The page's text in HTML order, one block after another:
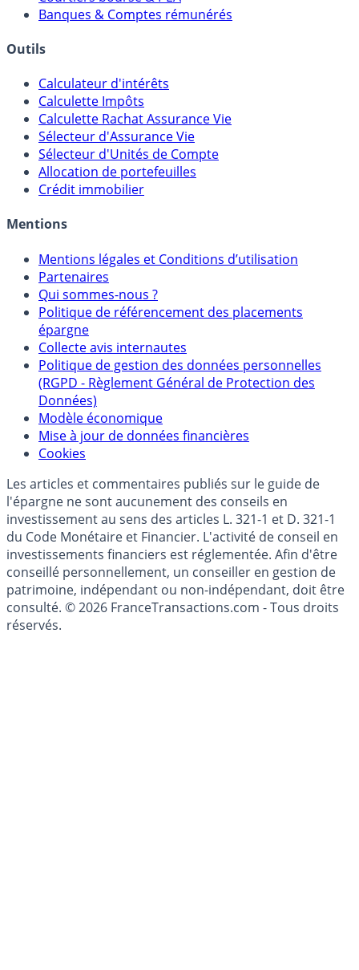
Courtiers bourse & PEA
Calculateur d'intérêts
Calculette Impôts
Calculette Rachat Assurance Vie
Sélecteur d'Assurance Vie
Sélecteur d'Unités de Compte
Allocation de portefeuilles
Mentions légales et Conditions d’utilisation
Partenaires
Qui sommes-nous ?
Politique de référencement des placements
épargne
Collecte avis internautes
Politique de gestion des données personnelles
(RGPD - Règlement Général de Protection des
Données)
Modèle économique
Mise à jour de données financières
Cookies
Les articles et commentaires publiés sur le guide de
l'épargne ne sont aucunement des conseils en
investissement au sens des articles L. 321-1 et D. 321-1
du Code Monétaire et Financier. L'activité de conseil en
investissements financiers est réglementée. Afin d'être
conseillé personnellement, un conseiller en gestion de
patrimoine, indépendant ou non-indépendant, doit être
consulté. © 2026 FranceTransactions.com - Tous droits